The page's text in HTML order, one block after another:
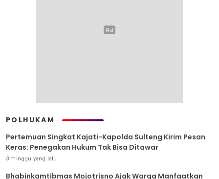
POLHUKAM
Pertemuan Singkat Kajati-Kapolda Sulteng Kirim Pesan
Keras: Penegakan Hukum Tak Bisa Ditawar
3 minggu yang lalu
Bhabinkamtibmas Mojotrisno Ajak Warga Manfaatkan